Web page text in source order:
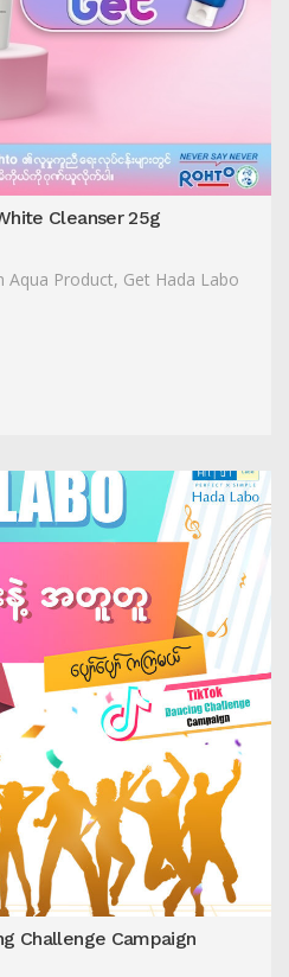
Cleanser 25g
Aqua Product, Get Hada Labo
Challenge Campaign